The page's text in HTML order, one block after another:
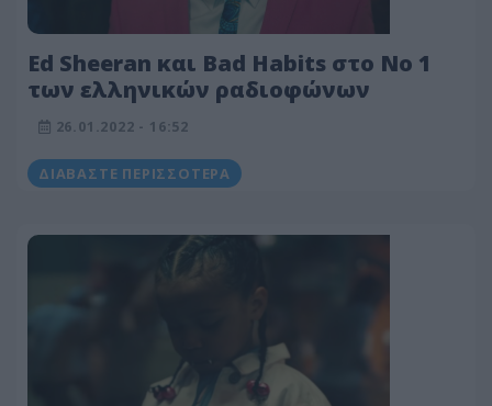
Ed Sheeran και Bad Habits στο Νο 1
των ελληνικών ραδιοφώνων
26.01.2022 - 16:52
ΔΙΑΒΆΣΤΕ ΠΕΡΙΣΣΌΤΕΡΑ